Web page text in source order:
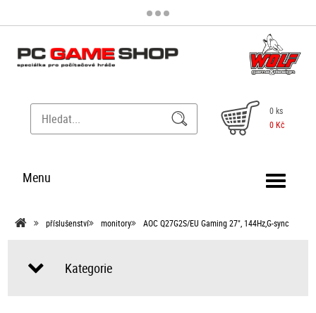
0 ks
0 Kč
Menu
příslušenství monitory AOC Q27G2S/EU Gaming 27", 144Hz,G-sync
Kategorie